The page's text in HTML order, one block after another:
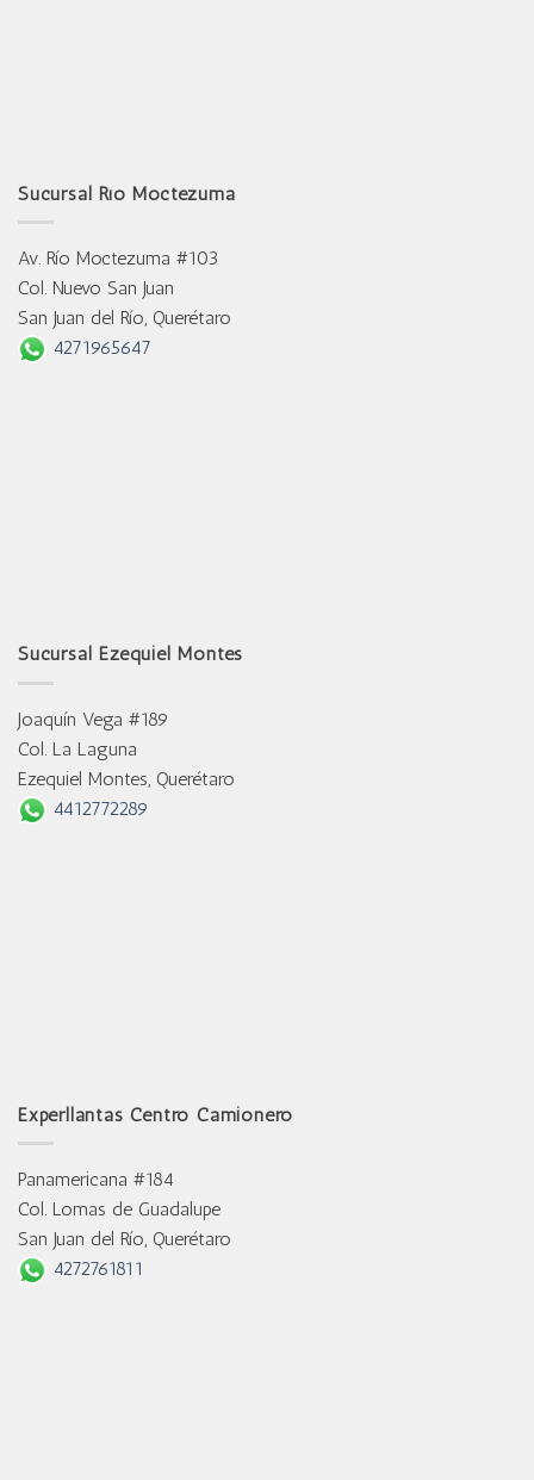
Sucursal Río Moctezuma
Av. Río Moctezuma #103
Col. Nuevo San Juan
San Juan del Río, Querétaro
4271965647
Sucursal Ezequiel Montes
Joaquín Vega #189
Col. La Laguna
Ezequiel Montes, Querétaro
4412772289
Experllantas Centro Camionero
Panamericana #184
Col. Lomas de Guadalupe
San Juan del Río, Querétaro
4272761811